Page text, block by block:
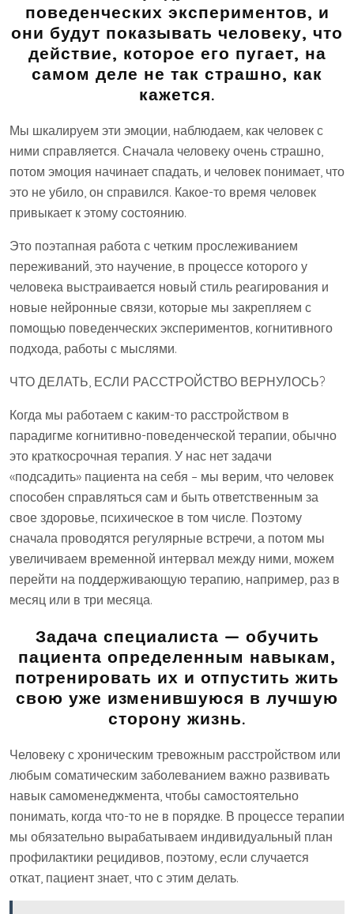
поведенческих экспериментов, и
они будут показывать человеку, что
действие, которое его пугает, на
самом деле не так страшно, как
кажется.
Мы шкалируем эти эмоции, наблюдаем, как человек с
ними справляется. Сначала человеку очень страшно,
потом эмоция начинает спадать, и человек понимает, что
это не убило, он справился. Какое-то время человек
привыкает к этому состоянию.
Это поэтапная работа с четким прослеживанием
переживаний, это научение, в процессе которого у
человека выстраивается новый стиль реагирования и
новые нейронные связи, которые мы закрепляем с
помощью поведенческих экспериментов, когнитивного
подхода, работы с мыслями.
ЧТО ДЕЛАТЬ, ЕСЛИ РАССТРОЙСТВО ВЕРНУЛОСЬ?
Когда мы работаем с каким-то расстройством в
парадигме когнитивно-поведенческой терапии, обычно
это краткосрочная терапия. У нас нет задачи
«подсадить» пациента на себя – мы верим, что человек
способен справляться сам и быть ответственным за
свое здоровье, психическое в том числе. Поэтому
сначала проводятся регулярные встречи, а потом мы
увеличиваем временной интервал между ними, можем
перейти на поддерживающую терапию, например, раз в
месяц или в три месяца.
Задача специалиста — обучить
пациента определенным навыкам,
потренировать их и отпустить жить
свою уже изменившуюся в лучшую
сторону жизнь.
Человеку с хроническим тревожным расстройством или
любым соматическим заболеванием важно развивать
навык самоменеджмента, чтобы самостоятельно
понимать, когда что-то не в порядке. В процессе терапии
мы обязательно вырабатываем индивидуальный план
профилактики рецидивов, поэтому, если случается
откат, пациент знает, что с этим делать.